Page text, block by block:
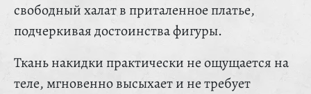
свободный халат в приталенное платье,
подчеркивая достоинства фигуры.
Ткань накидки практически не ощущается на
теле, мгновенно высыхает и не требует